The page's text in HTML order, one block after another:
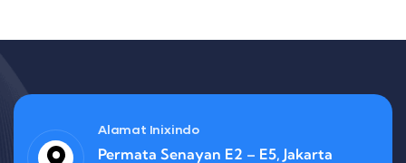
Alamat Inixindo
Permata Senayan E2 – E5, Jakarta